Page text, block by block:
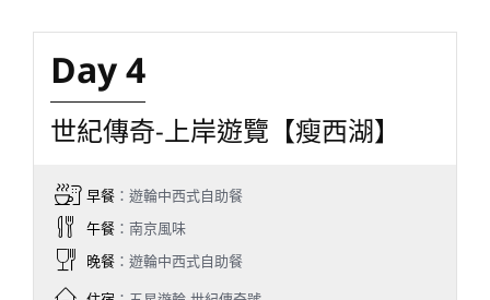
Day 4
世紀傳奇-上岸遊覽【瘦西湖】
早餐 ：遊輪中西式自助餐
午餐 ：南京風味
晚餐 ：遊輪中西式自助餐